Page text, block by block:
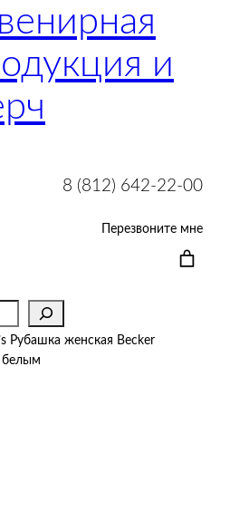
и
8 (812) 642-22-00
Перезвоните мне
Рубашка женская Becker
белым